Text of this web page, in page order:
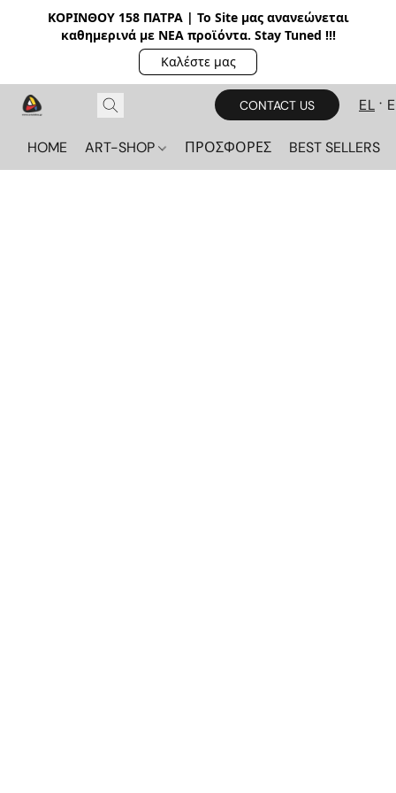
ΚΟΡΙΝΘΟΥ 158 ΠΑΤΡΑ | Το Site μας ανανεώνεται
καθημερινά με ΝΕΑ προϊόντα. Stay Tuned !!!
Καλέστε μας
CONTACT US EL
HOME ART-SHOP ΠΡΟΣΦΟΡΕΣ BEST SELLERS